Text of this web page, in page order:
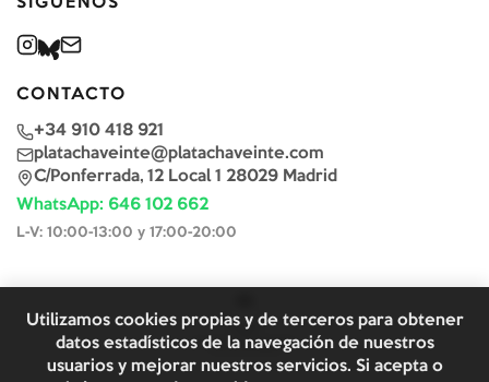
CONTACTO
+34 910 418 921
platachaveinte@platachaveinte.com
C/Ponferrada, 12 Local 1 28029 Madrid
WhatsApp: 646 102 662
L-V: 10:00-13:00 y 17:00-20:00
Utilizamos cookies propias y de terceros para obtener
datos estadísticos de la navegación de nuestros
usuarios y mejorar nuestros servicios. Si acepta o